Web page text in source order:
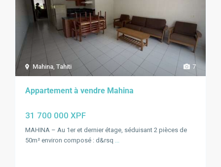
7
Mahina,Tahiti
Appartement à vendre Mahina
31 700 000 XPF
MAHINA – Au 1er et dernier étage, séduisant 2 pièces de
50m² environ composé : d&rsq ...